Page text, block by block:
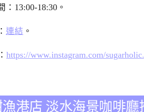
：13:00-18:30。
連結 。
https://www.instagram.com/
港店 淡水海景咖啡廳